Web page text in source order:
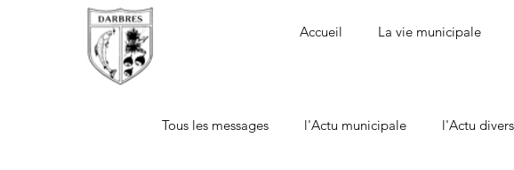
Accueil La vie municipale
Tous les messages l'Actu municipale l'Actu